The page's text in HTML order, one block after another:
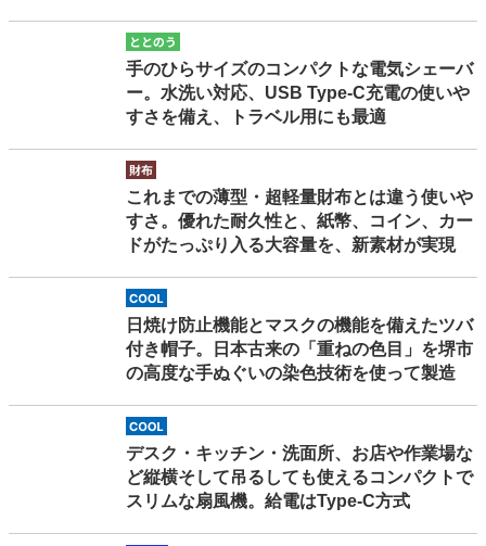
手のひらサイズのコンパクトな電気シェーバ
ー。水洗い対応、USB Type-C充電の使いや
すさを備え、トラベル用にも最適
これまでの薄型・超軽量財布とは違う使いや
すさ。優れた耐久性と、紙幣、コイン、カー
ドがたっぷり入る大容量を、新素材が実現
日焼け防止機能とマスクの機能を備えたツバ
付き帽子。日本古来の「重ねの色目」を堺市
の高度な手ぬぐいの染色技術を使って製造
デスク・キッチン・洗面所、お店や作業場な
ど縦横そして吊るしても使えるコンパクトで
スリムな扇風機。給電はType-C方式